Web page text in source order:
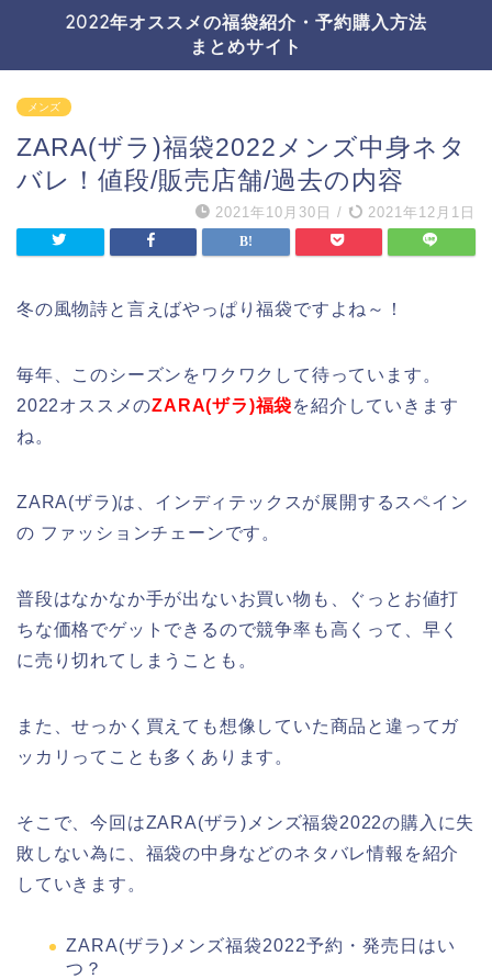
2022年オススメの福袋紹介・予約購入方法
まとめサイト
メンズ
ZARA(ザラ)福袋2022メンズ中身ネタ
バレ！値段/販売店舗/過去の内容
2021年10月30日 / 2021年12月1日
冬の風物詩と言えばやっぱり福袋ですよね～！
毎年、このシーズンをワクワクして待っています。
2022オススメのZARA(ザラ)福袋を紹介していきます
ね。
ZARA(ザラ)は、インディテックスが展開するスペイン
の ファッションチェーンです。
普段はなかなか手が出ないお買い物も、ぐっとお値打
ちな価格でゲットできるので競争率も高くって、早く
に売り切れてしまうことも。
また、せっかく買えても想像していた商品と違ってガ
ッカリってことも多くあります。
そこで、今回はZARA(ザラ)メンズ福袋2022の購入に失
敗しない為に、福袋の中身などのネタバレ情報を紹介
していきます。
ZARA(ザラ)メンズ福袋2022予約・発売日はい
つ？